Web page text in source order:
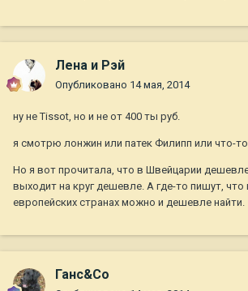
Лена и Рэй
Опубликовано 14 мая, 2014
ну не Tissot, но и не от 400 ты руб.
я смотрю лонжин или патек Филипп или что-
Но я вот прочитала, что в Швейцарии
выходит на круг дешевле. А где-то пишут, что
европейских странах можно и дешевле найти.
Ганс&Co